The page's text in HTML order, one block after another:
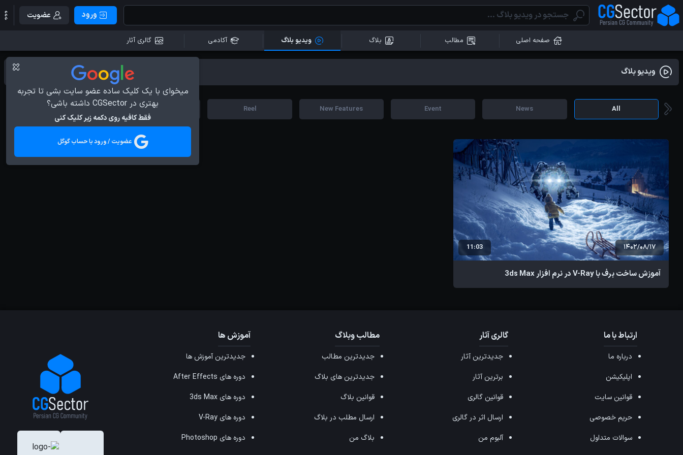
ورود عضویت
صفحه اصلی مطالب بلاگ ویدیو بلاگ آکادمی گالری آثار
میخوای با یک کلیک ساده عضو سایت بشی تا تجربه
بهتری در CGSector داشته باشی؟
فقط کافیه روی دکمه زیر کلیک کنی
عضویت / ورود با حساب گوگل
ویدیو بلاگ
All
News
Event
New Features
Reel
Animation
Behind the Scene
1402/08/17
11:03
آموزش ساخت برف با V-Ray در نرم افزار 3ds Max
ارتباط با ما
درباره ما
اپلیکیشن
قوانین سایت
حریم خصوصی
سوالات متداول
گالری آثار
جدیدترین آثار
برترین آثار
قوانین گالری
ارسال اثر در گالری
آلبوم من
مطالب وبلاگ
جدیدترین مطالب
جدیدترین های بلاگ
قوانین بلاگ
ارسال مطلب در بلاگ
بلاگ من
آموزش ها
جدیدترین آموزش ها
دوره های After Effects
دوره های 3ds Max
دوره های V-Ray
دوره های Photoshop